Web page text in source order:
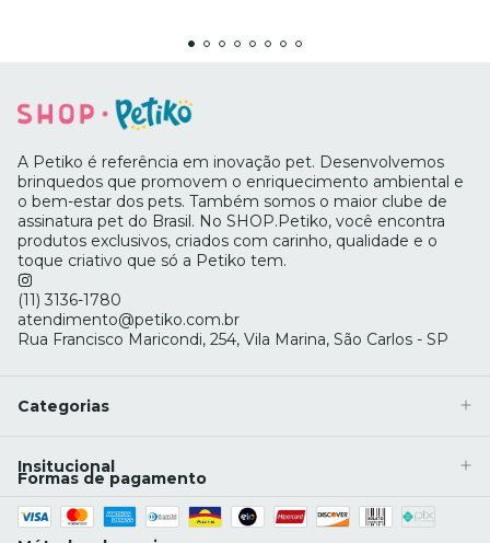
A Petiko é referência em inovação pet. Desenvolvemos
brinquedos que promovem o enriquecimento ambiental e
o bem-estar dos pets. Também somos o maior clube de
assinatura pet do Brasil. No SHOP.Petiko, você encontra
produtos exclusivos, criados com carinho, qualidade e o
toque criativo que só a Petiko tem.
(11) 3136-1780
atendimento@petiko.com.br
Rua Francisco Maricondi, 254, Vila Marina, São Carlos - SP
Categorias
Insitucional
Formas de pagamento